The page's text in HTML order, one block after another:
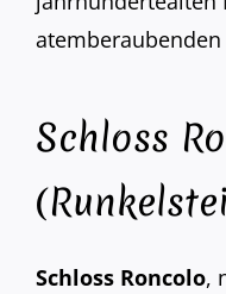
Schloss
Schloss Roncolo,